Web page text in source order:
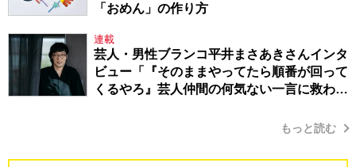
「おめん」の作り方
連載
芸人・男性ブランコ平井まさあきさんインタ
ビュー「『そのままやってたら順番が回って
くるやろ』芸人仲間の何気ない一言に救われ
もっと読む